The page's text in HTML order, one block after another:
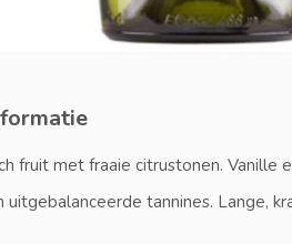
fruit met fraaie citrustonen. Vanille
tannines. Lange,